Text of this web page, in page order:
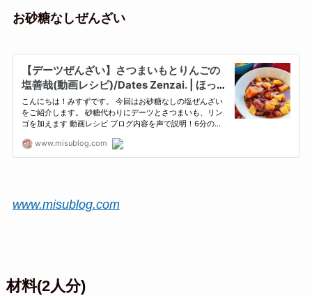
お砂糖なしぜんざい
www.misublog.com
材料(2人分)